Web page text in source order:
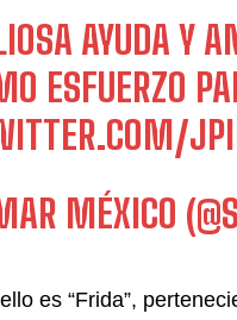
AYUDA Y
ESFUERZO
MÉXICO
es “Frida”,